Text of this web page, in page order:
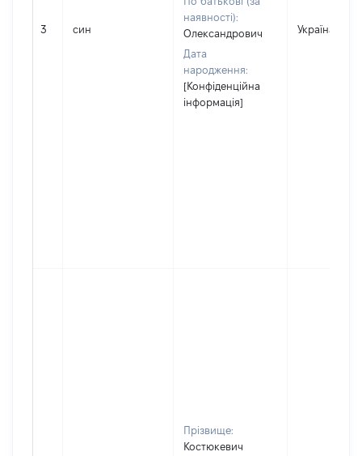
3 син
наявності):
Олександрович
Дата
народження:
[Конфіденційна
інформація]
Україна
Прізвище:
Костюкевич